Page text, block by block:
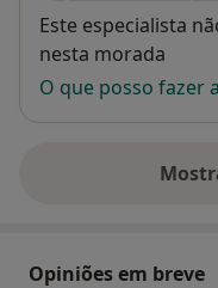
autoestima e
desafios e
emoções para que
serão também as
disponível para
Disponibilidade
Este especialista
nesta morada
O que posso fazer
Opiniões em breve